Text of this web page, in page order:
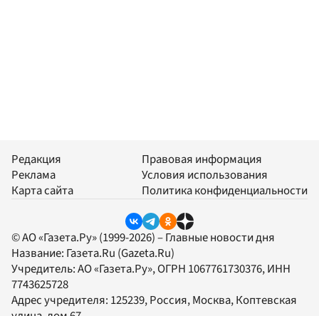
Редакция
Реклама
Карта сайта
Правовая информация
Условия использования
Политика конфиденциальности
© АО «Газета.Ру» (1999-2026) – Главные новости дня
Название: Газета.Ru (Gazeta.Ru)
Учредитель:АО «Газета.Ру», ОГРН 1067761730376, ИНН
7743625728
Адрес учредителя: 125239, Россия, Москва, Коптевская